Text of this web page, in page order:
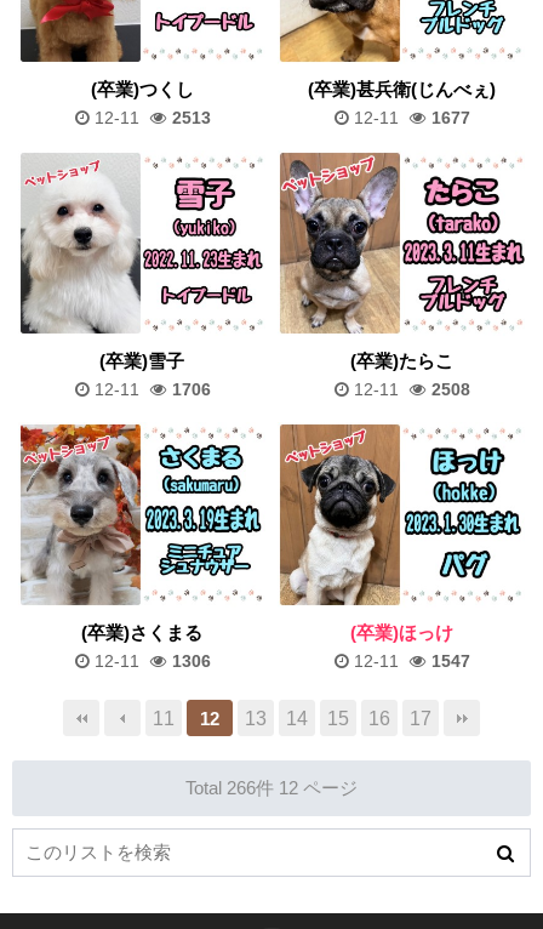
(卒業)つくし
12-11 2513
(卒業)甚兵衛(じんべぇ)
12-11 1677
(卒業)雪子
12-11 1706
(卒業)たらこ
12-11 2508
(卒業)さくまる
12-11 1306
(卒業)ほっけ
12-11 1547
11 12 13 14 15 16 17
Total 266件 12 ページ